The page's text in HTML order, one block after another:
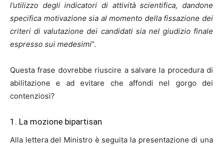
l’utilizzo degli indicatori di attività scientifica, dandone
specifica motivazione sia al momento della fissazione dei
criteri di valutazione dei candidati sia nel giudizio finale
espresso sui medesimi”.
Questa frase dovrebbe riuscire a salvare la procedura di
abilitazione e ad evitare che affondi nel gorgo dei
contenziosi?
1. La mozione bipartisan
Alla lettera del Ministro è seguita la presentazione di una